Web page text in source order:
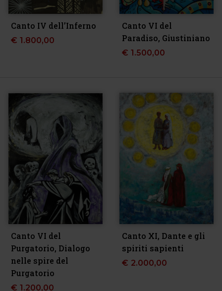
Canto IV dell’Inferno
€ 1.800,00
Canto VI del
Paradiso, Giustiniano
€ 1.500,00
Canto VI del
Purgatorio, Dialogo
nelle spire del
Purgatorio
€ 1.200,00
Canto XI, Dante e gli
spiriti sapienti
€ 2.000,00